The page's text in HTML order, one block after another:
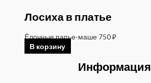
Лосиха в платье
Ёлочные папье-маше 750₽
В корзину
Информация